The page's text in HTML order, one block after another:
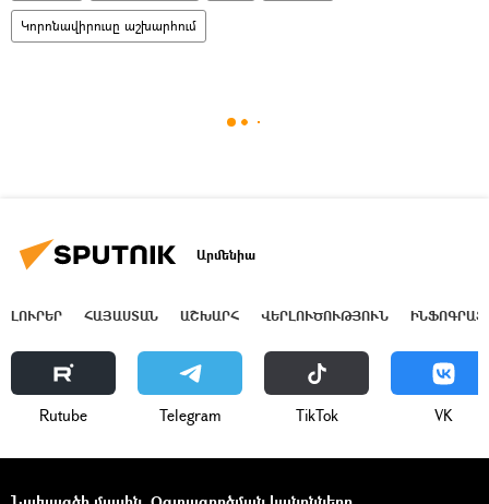
Կորոնավիրուսը աշխարհում
Արմենիա
ԼՈՒՐԵՐ ՀԱՅԱՍՏԱՆ ԱՇԽԱՐՀ ՎԵՐԼՈՒԾՈՒԹՅՈՒՆ
Rutube Telegram ТikТоk VK